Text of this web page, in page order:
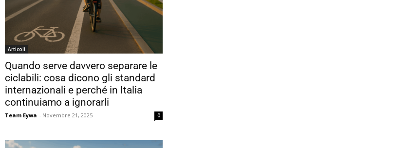
Articoli
Quando serve davvero separare le
ciclabili: cosa dicono gli standard
internazionali e perché in Italia
continuiamo a ignorarli
Team Eywa - Novembre 21, 2025 0